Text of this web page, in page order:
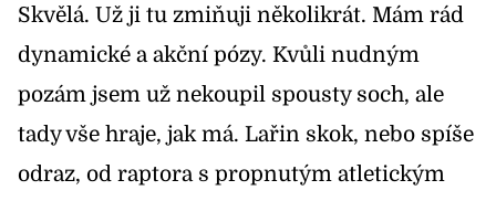
Skvělá. Už ji tu zmiňuji několikrát. Mám rád
dynamické a akční pózy. Kvůli nudným
pozám jsem už nekoupil spousty soch, ale
tady vše hraje, jak má. Lařin skok, nebo spíše
odraz, od raptora s propnutým atletickým